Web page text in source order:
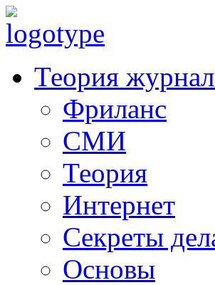
Теория
Фриланс
СМИ
Теория
Интернет
Секреты
Основы